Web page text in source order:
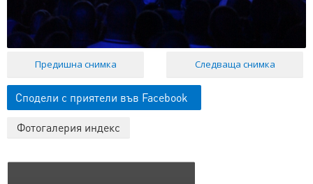
Предишна снимка Следваща снимка
Сподели с приятели във Facebook
Фотогалерия индекс